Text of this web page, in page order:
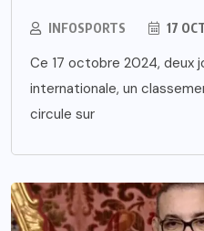
INFOSPORTS 17
Ce 17 octobre 2024, deux
internationale, un
circule sur